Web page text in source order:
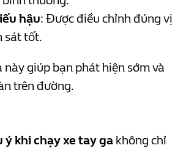
hậu: Được điều chỉnh đúng vị
sát tốt.
này giúp bạn phát hiện sớm và
trên đường.
ý khi chạy xe tay gakhông chỉ